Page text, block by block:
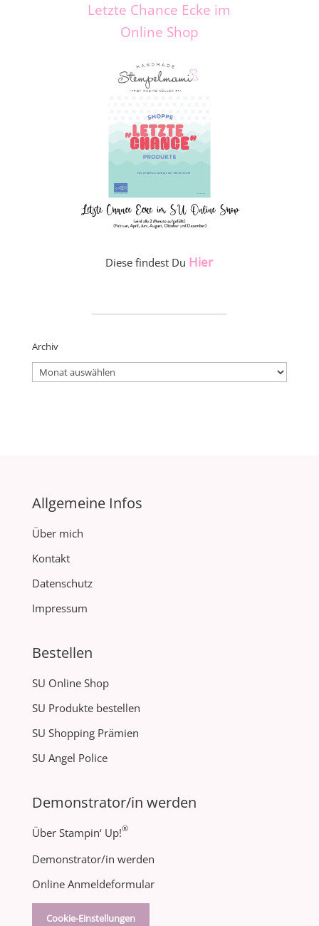
Letzte Chance Ecke im
Online Shop
Diese findest Du Hier
Archiv
Archiv
Allgemeine Infos
Über mich
Kontakt
Datenschutz
Impressum
Bestellen
SU Online Shop
SU Produkte bestellen
SU Shopping Prämien
SU Angel Police
Demonstrator/in werden
Über Stampin‘ Up!®
Demonstrator/in werden
Online Anmeldeformular
Cookie-Einstellungen